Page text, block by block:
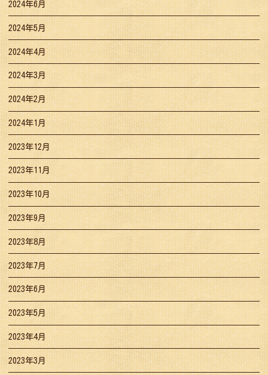
2024年6月
2024年5月
2024年4月
2024年3月
2024年2月
2024年1月
2023年12月
2023年11月
2023年10月
2023年9月
2023年8月
2023年7月
2023年6月
2023年5月
2023年4月
2023年3月